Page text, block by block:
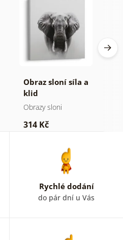
Obraz sloní síla a
klid
Obrazy sloni
314 Kč
Rychlé dodání
do pár dní u Vás